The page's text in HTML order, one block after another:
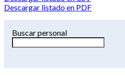
Descargar listado en PDF
Buscar personal